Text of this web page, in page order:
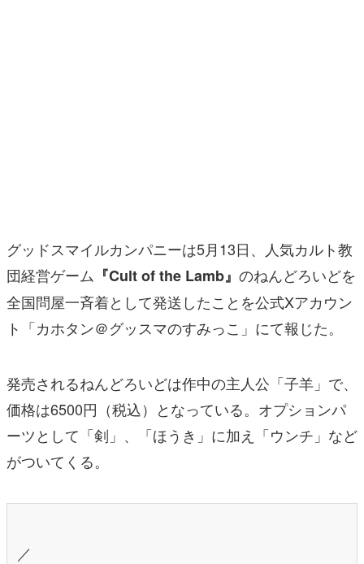
その他
電ファミニコゲーマーとは？
運営：株式会社マレ
グッドスマイルカンパニーは5月13日、人気カルト教
団経営ゲーム 『Cult of the Lamb』 のねんどろいどを
全国問屋一斉着として発送したことを公式Xアカウン
ト「カホタン＠グッスマのすみっこ」にて報じた。
発売されるねんどろいどは作中の主人公「子羊」で、
価格は6500円（税込）となっている。オプションパ
ーツとして「剣」、「ほうき」に加え「ウンチ」など
がついてくる。
／